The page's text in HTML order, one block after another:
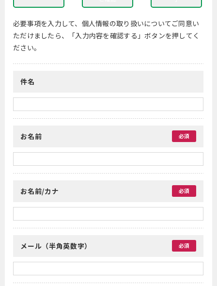
必要事項を入力して、個人情報の取り扱いについてご同意い
ただけましたら、「入力内容を確認する」ボタンを押してく
ださい。
件名
お名前 必須
お名前/カナ 必須
メール（半角英数字） 必須